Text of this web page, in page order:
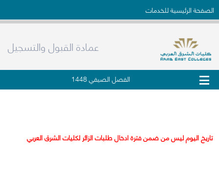
الصفحة الرئيسية للخدمات
عمادة القبول والتسجيل
الفصل الصيفي 1448
تاريخ اليوم ليس من ضمن فترة ادخال طلبات الزائر لكليات الشرق العربي